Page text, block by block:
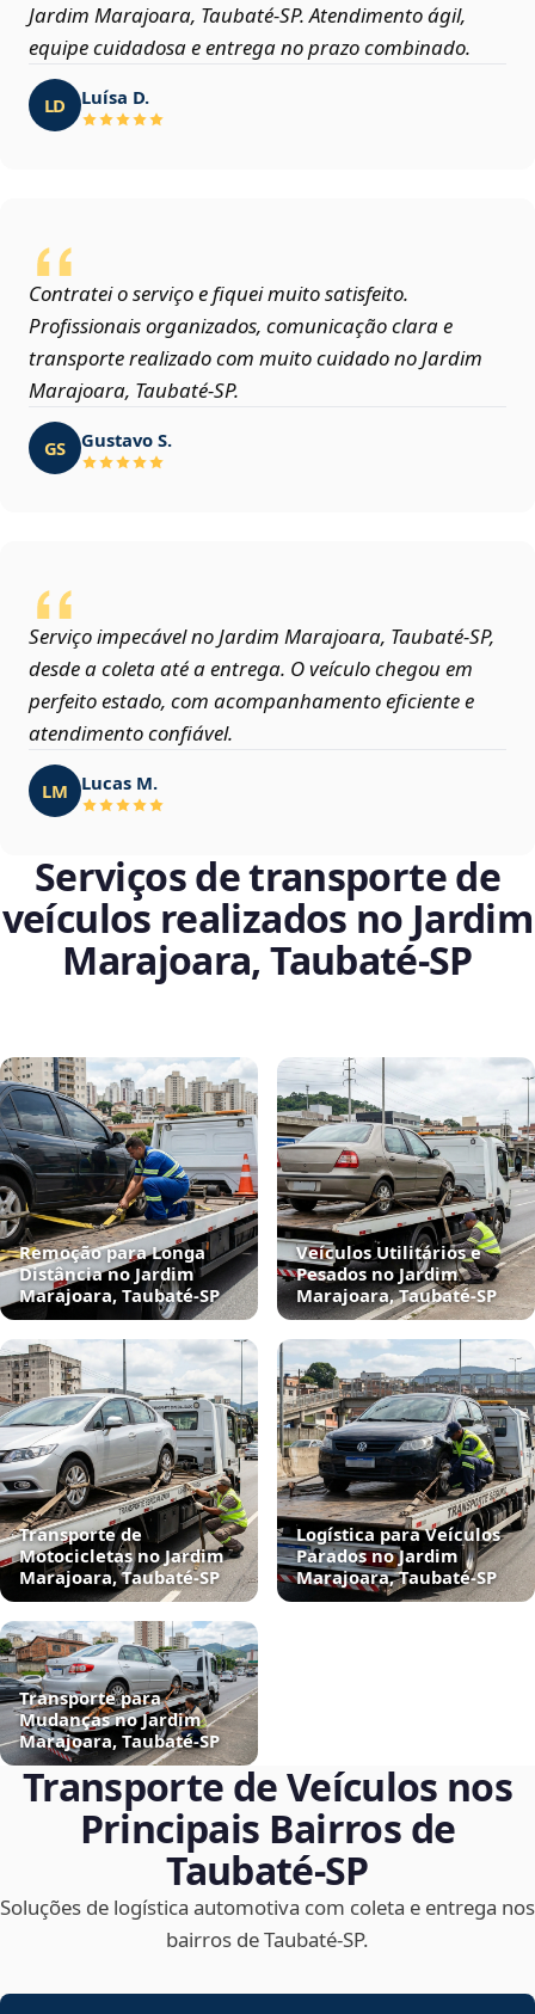
Jardim Marajoara, Taubaté‑SP. Atendimento ágil,
equipe cuidadosa e entrega no prazo combinado.
LD Luísa D.
Contratei o serviço e fiquei muito satisfeito.
Profissionais organizados, comunicação clara e
transporte realizado com muito cuidado no Jardim
Marajoara, Taubaté‑SP.
GS Gustavo S.
Serviço impecável no Jardim Marajoara, Taubaté‑SP,
desde a coleta até a entrega. O veículo chegou em
perfeito estado, com acompanhamento eficiente e
atendimento confiável.
LM Lucas M.
Serviços de transporte de
veículos realizados no Jardim
Marajoara, Taubaté‑SP
Remoção para Longa
Distância no Jardim
Marajoara, Taubaté‑SP
Veículos Utilitários e
Pesados no Jardim
Marajoara, Taubaté‑SP
Transporte de
Motocicletas no Jardim
Marajoara, Taubaté‑SP
Logística para Veículos
Parados no Jardim
Marajoara, Taubaté‑SP
Transporte para
Mudanças no Jardim
Marajoara, Taubaté‑SP
Transporte de Veículos nos
Principais Bairros de
Taubaté‑SP
Soluções de logística automotiva com coleta e entrega nos
bairros de Taubaté‑SP.